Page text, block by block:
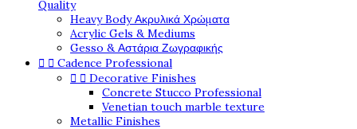
Quality
Heavy Body Ακρυλικά Χρώματα
Acrylic Gels & Mediums
Gesso & Αστάρια Ζωγραφικής
  Cadence Professional
  Decorative Finishes
Concrete Stucco Professional
Venetian touch marble texture
Metallic Finishes